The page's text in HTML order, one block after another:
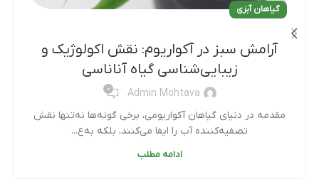
گیاهان آبزی
آرامش سبز در آکواریوم: نقش اکولوژیک و
زیبایی‌شناسی گیاه آناناسی
Admin Mohtava
0
مقدمه در دنیای گیاهان آکواریومی، برخی گونه‌ها نه‌تنها نقش
تصفیه‌کننده آب را ایفا می‌کنند، بلکه به‌ع...
ادامه مطلب